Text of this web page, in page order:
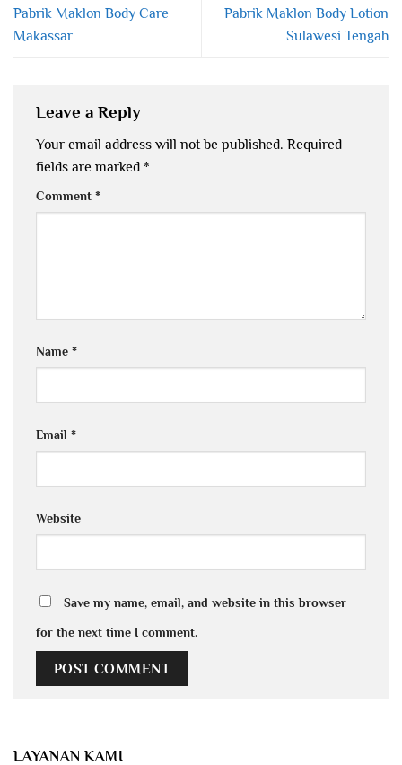
Pabrik Maklon Body Care
Makassar
Pabrik Maklon Body Lotion
Sulawesi Tengah
Leave a Reply
Your email address will not be published. Required
fields are marked *
Comment *
Name *
Email *
Website
Save my name, email, and website in this browser
for the next time I comment.
LAYANAN KAMI